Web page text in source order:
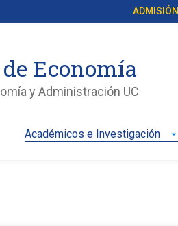
ADMISIÓN
Economía
y Administración UC
Académicos e Investigación arrow_drop_down